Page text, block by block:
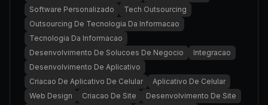
Software Personalizado
Tech Outsourcing
Outsourcing De Tecnologia Da Informacao
Tecnologia Da Informacao
Desenvolvimento De Solucoes De Negocio
Integracao
Desenvolvimento De Aplicativo
Criacao De Aplicativo De Celular
Aplicativo De Celular
Web Design
Criacao De Site
Desenvolvimento De Site